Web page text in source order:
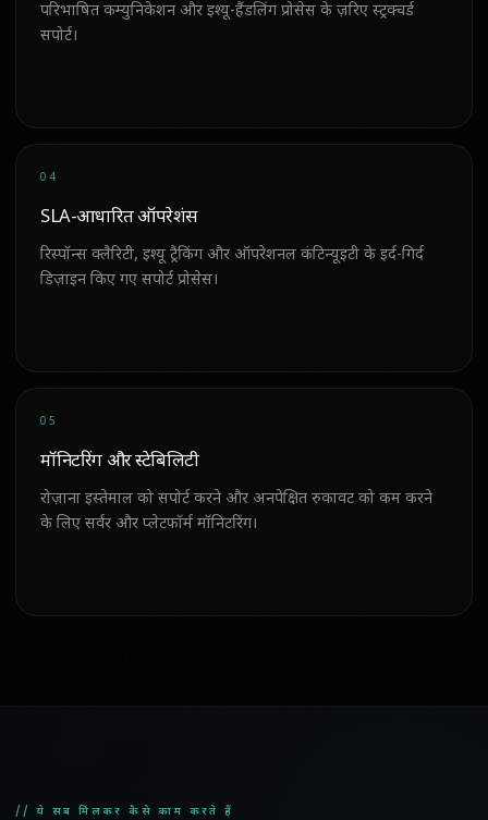
परिभाषित कम्युनिकेशन और इश्यू-हैंडलिंग प्रोसेस के ज़रिए स्ट्रक्चर्ड
सपोर्ट।
04
SLA-आधारित ऑपरेशंस
रिस्पॉन्स क्लैरिटी, इश्यू ट्रैकिंग और ऑपरेशनल कंटिन्यूइटी के इर्द-गिर्द
डिज़ाइन किए गए सपोर्ट प्रोसेस।
05
मॉनिटरिंग और स्टेबिलिटी
रोज़ाना इस्तेमाल को सपोर्ट करने और अनपेक्षित रुकावट को कम करने
के लिए सर्वर और प्लेटफॉर्म मॉनिटरिंग।
// ये सब मिलकर कैसे काम करते हैं